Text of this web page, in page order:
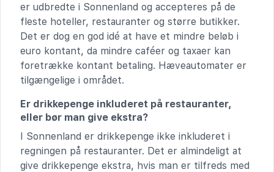
er udbredte i Sonnenland og accepteres på de
fleste hoteller, restauranter og større butikker.
Det er dog en god idé at have et mindre beløb i
euro kontant, da mindre caféer og taxaer kan
foretrække kontant betaling. Hæveautomater er
tilgængelige i området.
Er drikkepenge inkluderet på restauranter,
eller bør man give ekstra?
I Sonnenland er drikkepenge ikke inkluderet i
regningen på restauranter. Det er almindeligt at
give drikkepenge ekstra, hvis man er tilfreds med